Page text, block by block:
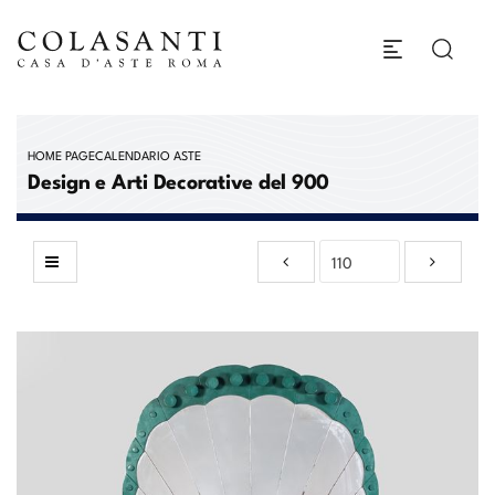
HOME PAGECALENDARIO ASTE
Design e Arti Decorative del 900